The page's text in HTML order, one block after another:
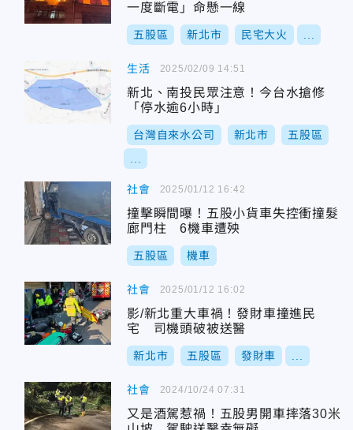
一度斷電」命懸一線
五股區 新北市 民宅大火
生活
新北、南投民眾注意！今台水搶修
「停水逾6小時」
台灣自來水公司 新北市 五股區
2025/02/09 14:51
社會
撞擊瞬間曝！五股小貨車失控衝撞髮
廊門柱 6機車遭殃
五股區 機車
2025/01/12 16:42
社會
影/新北重大車禍！發財車撞進民
宅 司機頭破被送醫
新北市 五股區 發財車
2025/01/12 16:02
社會
又是酒駕惹禍！五股男開車摔落30米
2024/10/24 07:31